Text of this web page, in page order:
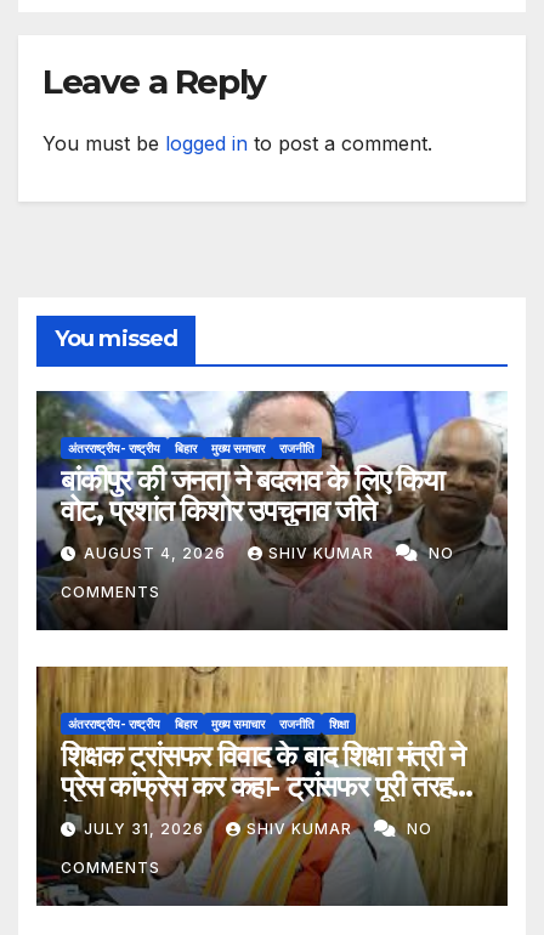
Leave a Reply
You must be logged in to post a comment.
You missed
अंतरराष्ट्रीय- राष्ट्रीय बिहार मुख्य समाचार राजनीति
बांकीपुर की जनता ने बदलाव के लिए किया
वोट, प्रशांत किशोर उपचुनाव जीते
AUGUST 4, 2026 SHIV KUMAR NO
COMMENTS
अंतरराष्ट्रीय- राष्ट्रीय बिहार मुख्य समाचार राजनीति शिक्षा
शिक्षक ट्रांसफर विवाद के बाद शिक्षा मंत्री ने
प्रेस कांफ्रेस कर कहा- ट्रांसफर पूरी तरह
ऐच्छिक
JULY 31, 2026 SHIV KUMAR NO
COMMENTS